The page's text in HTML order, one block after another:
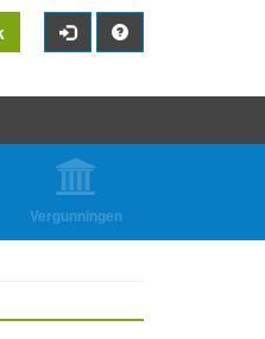
Vergunningen